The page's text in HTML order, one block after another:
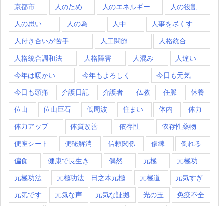
京都市 人のため 人のエネルギー 人の役割
人の思い 人の為 人中 人事を尽くす
人付き合いが苦手 人工関節 人格統合
人格統合調和法 人格障害 人混み 人違い
今年は暖かい 今年もよろしく 今日も元気
今日も頭痛 介護日記 介護者 仏教 任脈 休養
位山 位山巨石 低周波 住まい 体内 体力
体力アップ 体質改善 依存性 依存性薬物
便座シート 便秘解消 信頼関係 修練 倒れる
偏食 健康で長生き 偶然 元極 元極功
元極功法 元極功法 日之本元極 元極道 元気すぎ
元気です 元気な声 元気な証拠 光の玉 免疫不全